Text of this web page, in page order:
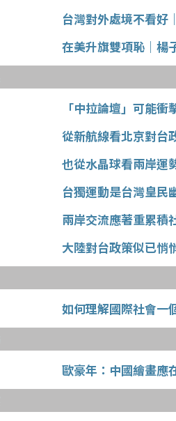
台灣對外處境不看好
在美升旗雙項恥｜楊
「中拉論壇」可能
從新航線看北京對台
也從水晶球看兩岸運
台獨運動是台灣皇民
兩岸交流應著重累積
大陸對台政策似已悄
如何理解國際社會一
歐豪年：中國繪畫應